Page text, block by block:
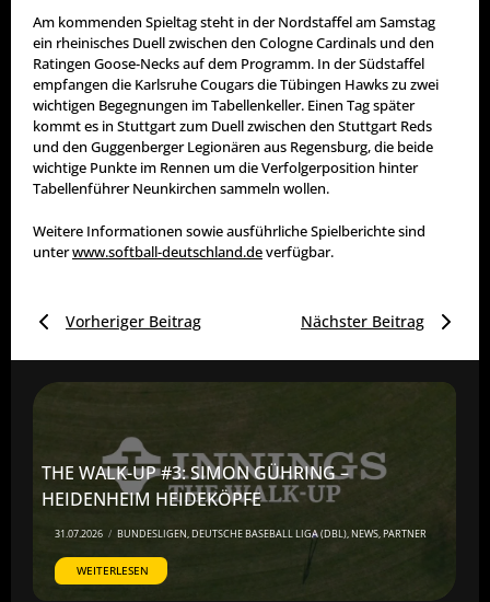
Am kommenden Spieltag steht in der Nordstaffel am Samstag
ein rheinisches Duell zwischen den Cologne Cardinals und den
Ratingen Goose-Necks auf dem Programm. In der Südstaffel
empfangen die Karlsruhe Cougars die Tübingen Hawks zu zwei
wichtigen Begegnungen im Tabellenkeller. Einen Tag später
kommt es in Stuttgart zum Duell zwischen den Stuttgart Reds
und den Guggenberger Legionären aus Regensburg, die beide
wichtige Punkte im Rennen um die Verfolgerposition hinter
Tabellenführer Neunkirchen sammeln wollen.
Weitere Informationen sowie ausführliche Spielberichte sind
unterwww.softball-deutschland.deverfügbar.
Vorheriger Beitrag Nächster Beitrag
THE WALK-UP #3: SIMON GÜHRING –
HEIDENHEIM HEIDEKÖPFE
31.07.2026 / BUNDESLIGEN,DEUTSCHE BASEBALL LIGA (DBL),NEWS,PARTNER
WEITERLESEN